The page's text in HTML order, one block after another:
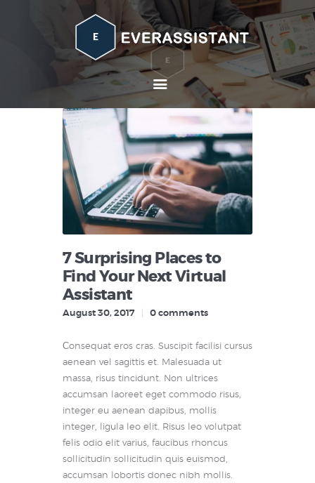
Home
About
Services
Contacts
7 Surprising Places to
Find Your Next Virtual
Assistant
August 30, 2017 0 comments
Сonsequat eros cras. Suscipit facilisi cursus
aenean vel sagittis et. Malesuada ut
massa, risus tincidunt. Non ultrices
accumsan laoreet eget commodo risus,
integer eu aenean dapibus, mollis
integer, ligula leo elit. Risus leo volutpat
felis odio elit varius, faucibus rhoncus
sollicitudin sollicitudin quis euismod,
accumsan lobortis donec nibh mollis.